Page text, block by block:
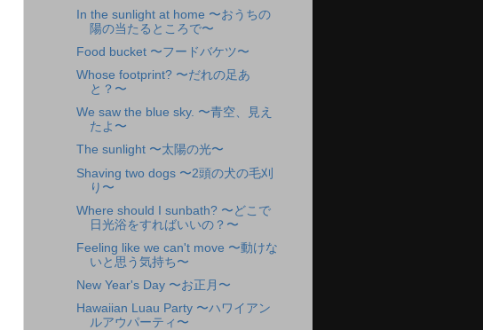
In the sunlight at home 〜おうちの
陽の当たるところで〜
Food bucket 〜フードバケツ〜
Whose footprint? 〜だれの足あ
と？〜
We saw the blue sky. 〜青空、見え
たよ〜
The sunlight 〜太陽の光〜
Shaving two dogs 〜2頭の犬の毛刈
り〜
Where should I sunbath? 〜どこで
日光浴をすればいいの？〜
Feeling like we can't move 〜動けな
いと思う気持ち〜
New Year's Day 〜お正月〜
Hawaiian Luau Party 〜ハワイアン
ルアウパーティ〜